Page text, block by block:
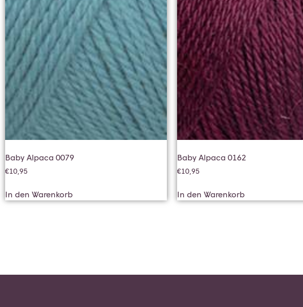
Baby Alpaca 0079
€10,95
In den Warenkorb
Baby Alpaca 0162
€10,95
In den Warenkorb